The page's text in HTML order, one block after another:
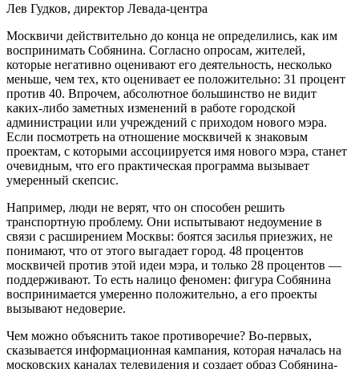
Лев Гудков, директор Левада-центра
Москвичи действительно до конца не определились, как им
воспринимать Собянина. Согласно опросам, жителей,
которые негативно оценивают его деятельность, несколько
меньше, чем тех, кто оценивает ее положительно: 31 процент
против 40. Впрочем, абсолютное большинство не видит
каких-либо заметных изменений в работе городской
администрации или учреждений с приходом нового мэра.
Если посмотреть на отношение москвичей к знаковым
проектам, с которыми ассоциируется имя нового мэра, станет
очевидным, что его практическая программа вызывает
умеренный скепсис.
Например, люди не верят, что он способен решить
транспортную проблему. Они испытывают недоумение в
связи с расширением Москвы: боятся засилья приезжих, не
понимают, что от этого выгадает город. 48 процентов
москвичей против этой идеи мэра, и только 28 процентов —
поддерживают. То есть налицо феномен: фигура Собянина
воспринимается умеренно положительно, а его проекты
вызывают недоверие.
Чем можно объяснить такое противоречие? Во-первых,
сказывается информационная кампания, которая началась на
московских каналах телевидения и создает образ Собянина-